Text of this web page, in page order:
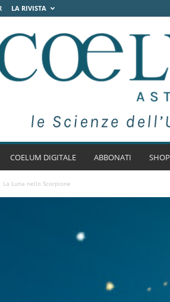
LA RIVISTA
COELUM DIGITALE ABBONATI SHOP
La Luna nello Scorpione